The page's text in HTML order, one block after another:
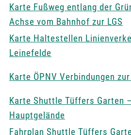
Blumenblock mit
floristischer und
künstlerischer
Ausstellung (WC,
H. Haltestelle ÖPNV
i. Infopoint & Souvenirshop
Karte Fußweg entlang der
Achse vom Bahnhof zur LGS
Karte Haltestellen
Leinefelde
Karte ÖPNV Verbindungen zur
Karte Shuttle Tüffers Garten –
Hauptgelände
Fahrplan Shuttle Tüffers